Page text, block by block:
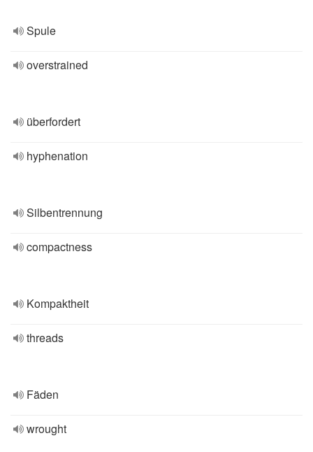
Spule
overstrained
überfordert
hyphenation
Silbentrennung
compactness
Kompaktheit
threads
Fäden
wrought